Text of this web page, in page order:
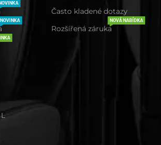
NOVINKA
Často kladené dotazy
Rozšířená záruka
NOVÁ NABÍDKA